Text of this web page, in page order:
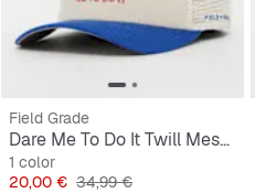
Field Grade
Dare Me To Do It Twill Mesh Back Trucker
1 color
Precio
20,00 € Precio original
34,99 €